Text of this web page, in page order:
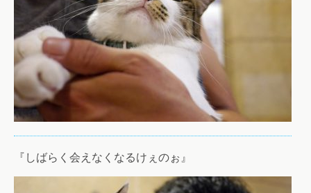
『しばらく会えなくなるけぇのぉ』